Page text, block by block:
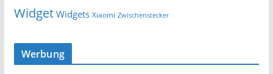
Widget Widgets Xiaomi Zwischenstecker
Werbung